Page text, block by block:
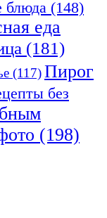
блюда (148)
еда
(181)
(117)Пирог
без
(198)